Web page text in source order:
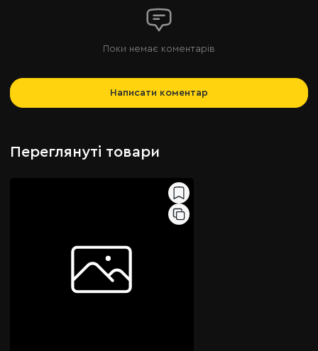
Поки немає коментарів
Написати коментар
Переглянуті товари